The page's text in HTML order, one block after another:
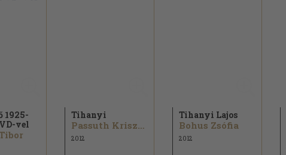
1925-
vel
Tihanyi
Passuth Krisztina
2012
Tihanyi Lajos
Bohus Zsófia
2012